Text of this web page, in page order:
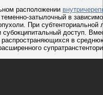
расположении
затылочный в
При субтенториальной
доступ.
в